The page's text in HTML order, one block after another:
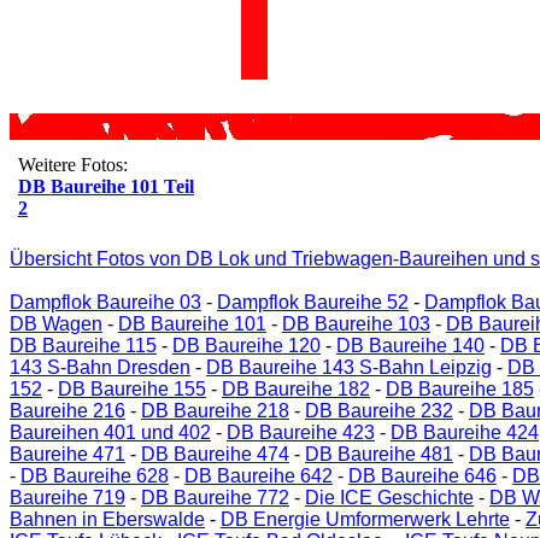
Weitere Fotos:
DB Baureihe 101 Teil
2
Übersicht Fotos von DB Lok und Triebwagen-Baureihen und
Dampflok Baureihe 03 - Dampflok Baureihe 52 - Dampflok
DB Wagen - DB Baureihe 101 - DB Baureihe 103 - DB
DB Baureihe 115 - DB Baureihe 120 - DB Baureihe 140 - DB
143 S-Bahn Dresden - DB Baureihe 143 S-Bahn Leipzig -
152 - DB Baureihe 155 - DB Baureihe 182 - DB Baureihe 185
Baureihe 216 - DB Baureihe 218 - DB Baureihe 232 - DB
Baureihen 401 und 402 - DB Baureihe 423 - DB Baureihe 424
Baureihe 471 - DB Baureihe 474 - DB Baureihe 481 - DB
- DB Baureihe 628 - DB Baureihe 642 - DB Baureihe 646 -
Baureihe 719 - DB Baureihe 772 - Die ICE Geschichte - DB
Bahnen in Eberswalde - DB Energie Umformerwerk Lehrte -